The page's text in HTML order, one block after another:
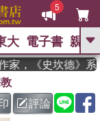
5
GO
是一群喵 、 暑期
獎 臺灣漫遊錄、 方
大 電子書 親子
，《史坎德》系
評論